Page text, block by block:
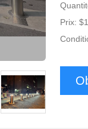
Prix: